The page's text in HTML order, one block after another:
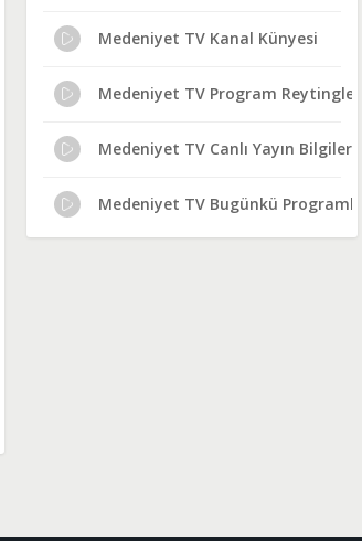
Medeniyet TV Kanal Künyesi
Medeniyet TV Program Reytingleri
Medeniyet TV Canlı Yayın Bilgileri
Medeniyet TV Bugünkü Programlar